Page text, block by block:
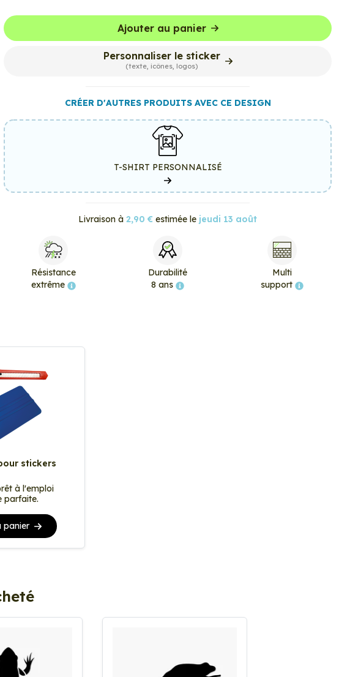
Ajouter au panier
Personnaliser le sticker
(texte, icônes, logos)
CRÉER D'AUTRES PRODUITS AVEC CE DESIGN
T-SHIRT PERSONNALISÉ
Livraison à 2,90 € estimée le jeudi 13 août
Résistance
extrême
Durabilité
8 ans
Multi
support
stickers
à l'emploi
parfaite.
panier